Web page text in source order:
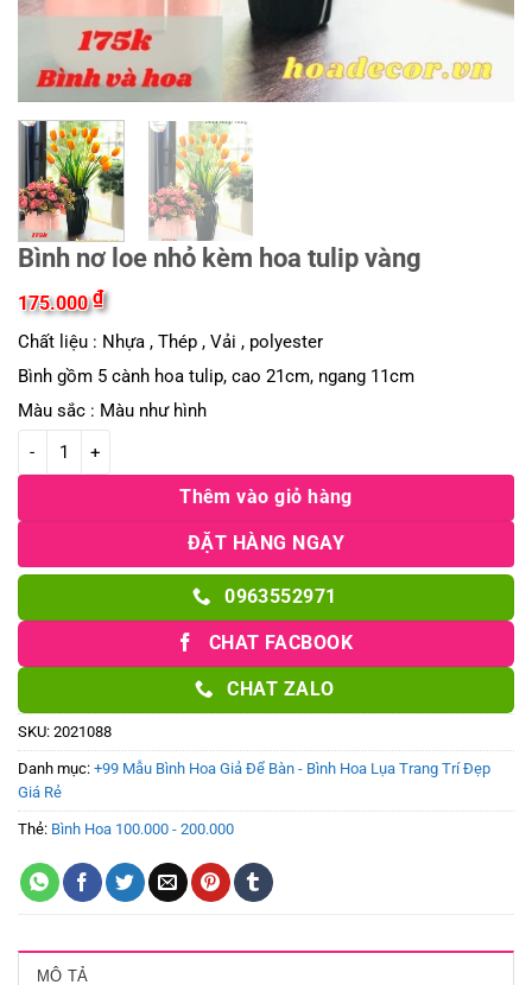
Bình nơ loe nhỏ kèm hoa tulip vàng
175.000₫
Chất liệu : Nhựa , Thép , Vải , polyester
Bình gồm 5 cành hoa tulip, cao 21cm, ngang 11cm
Màu sắc : Màu như hình
Bình nơ loe nhỏ kèm hoa tulip vàng số lượng
Thêm vào giỏ hàng
ĐẶT HÀNG NGAY
0963552971
CHAT FACBOOK
CHAT ZALO
SKU: 2021088
Danh mục: +99 Mẫu Bình Hoa Giả Để Bàn - Bình Hoa Lụa Trang Trí Đẹp
Giá Rẻ
Thẻ: Bình Hoa 100.000 - 200.000
MÔ TẢ